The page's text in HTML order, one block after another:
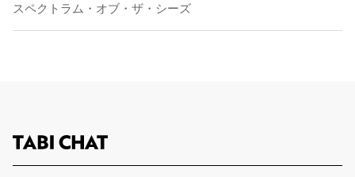
スペクトラム・オブ・ザ・シーズ